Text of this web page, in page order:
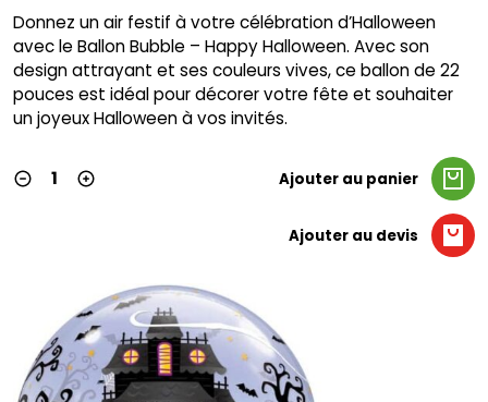
Donnez un air festif à votre célébration d’Halloween
avec le Ballon Bubble – Happy Halloween. Avec son
design attrayant et ses couleurs vives, ce ballon de 22
pouces est idéal pour décorer votre fête et souhaiter
un joyeux Halloween à vos invités.
Ajouter au panier
Ajouter au devis